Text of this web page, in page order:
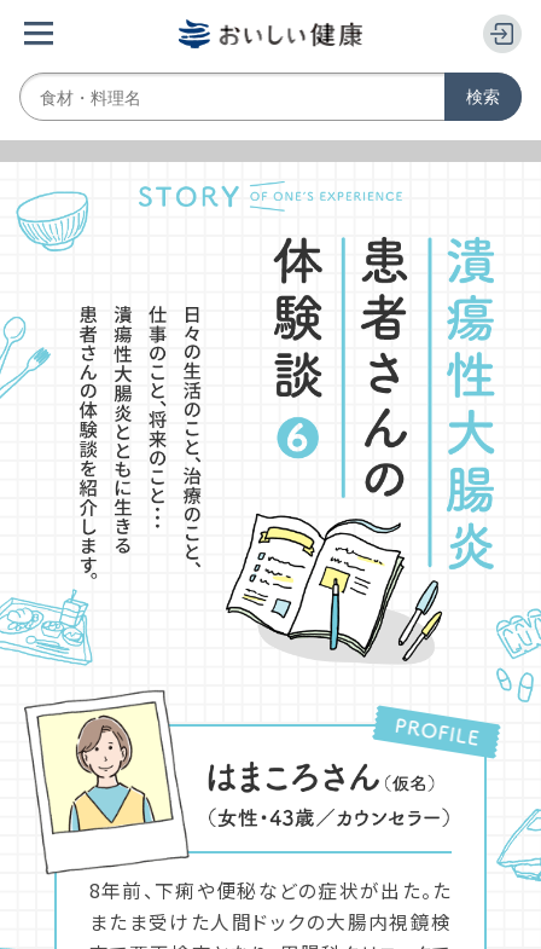
8年前、下痢や便秘などの症状が出た。た
またま受けた人間ドックの大腸内視鏡検